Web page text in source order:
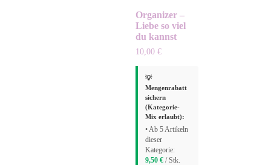
Organizer –
Liebe so viel
du kannst
10,00 €
💡
Mengenrabatt
sichern
(Kategorie-
Mix erlaubt):
• Ab 5 Artikeln
dieser
Kategorie:
9,50 € / Stk.